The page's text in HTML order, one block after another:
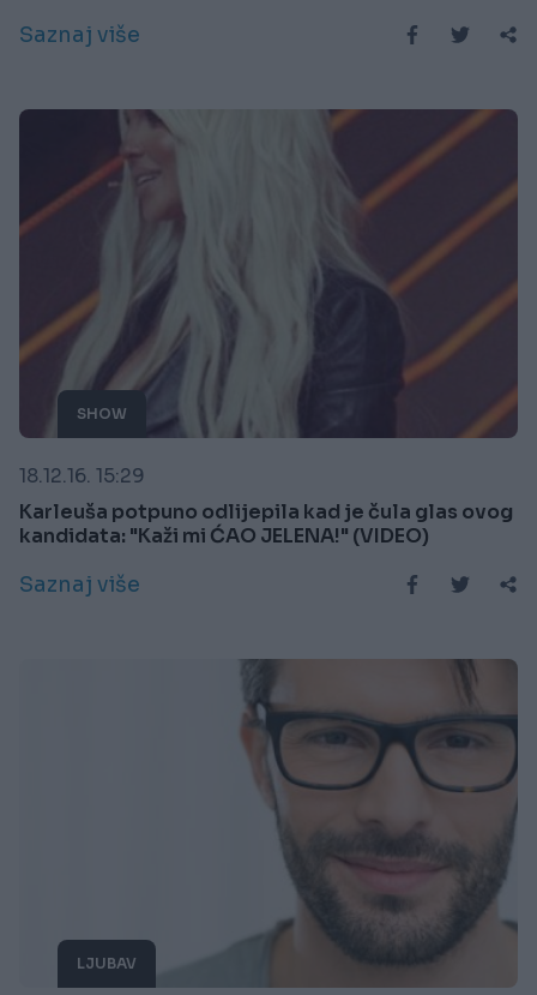
Saznaj više
SHOW
18.12.16. 15:29
Karleuša potpuno odlijepila kad je čula glas ovog
kandidata: "Kaži mi ĆAO JELENA!" (VIDEO)
Saznaj više
LJUBAV